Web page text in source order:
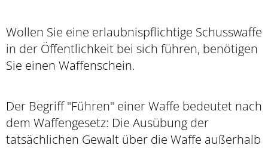
Wollen Sie eine erlaubnispflichtige Schusswaffe
in der Öffentlichkeit bei sich führen, benötigen
Sie einen Waffenschein.
Der Begriff "Führen" einer Waffe bedeutet nach
dem Waffengesetz: Die Ausübung der
tatsächlichen Gewalt über die Waffe außerhalb